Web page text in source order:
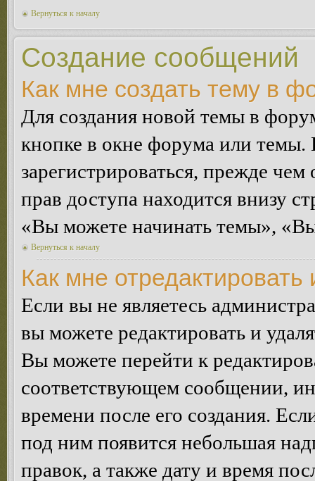
Вернуться к началу
Создание сообщений
Как мне создать тему в
Для создания новой темы в
кнопке в окне форума или
зарегистрироваться, прежде
прав доступа находится внизу
«Вы можете начинать темы»,
Вернуться к началу
Как мне
Если вы не являетесь
вы можете редактировать и
Вы можете перейти к
соответствующем сообщении,
времени после его создания.
под ним появится небольшая
правок, а также дату и время